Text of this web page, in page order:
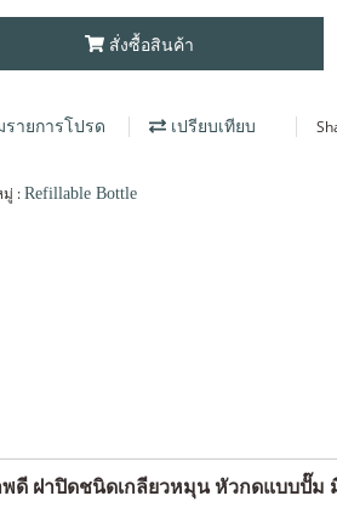
สั่งซื้อสินค้า
รายการโปรด เปรียบเทียบ
: Refillable Bottle
ฝาปิดชนิดเกลียวหมุน หัวกดแบบปั๊ม